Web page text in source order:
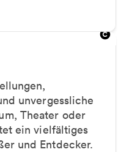
unvergessliche
Theater oder
ein vielfältiges
und Entdecker.